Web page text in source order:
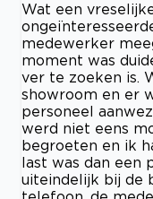
Wat een
medewerker
moment was
ver te zoeken is.
showroom en er
personeel
werd niet eens
begroeten en ik
last was dan een
uiteindelijk bij de